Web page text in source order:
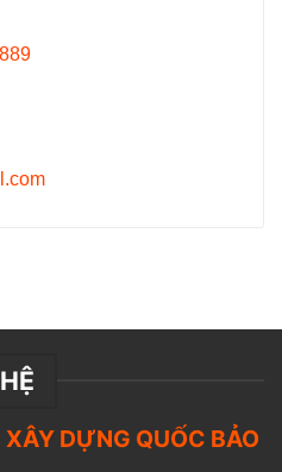
DỰNG QUỐC BẢO